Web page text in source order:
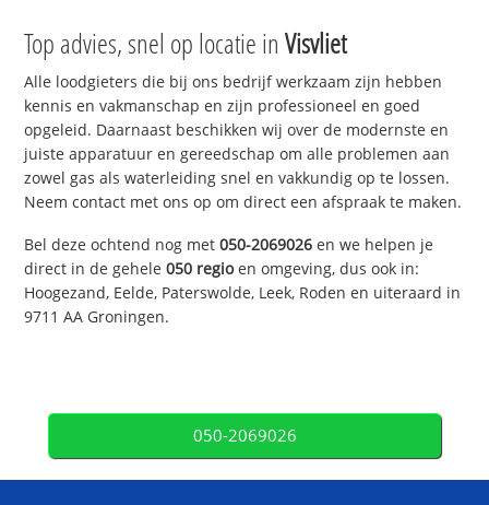
Top advies, snel op locatie inVisvliet
Alle loodgieters die bij ons bedrijf werkzaam zijn hebben
kennis en vakmanschap en zijn professioneel en goed
opgeleid. Daarnaast beschikken wij over de modernste en
juiste apparatuur en gereedschap om alle problemen aan
zowel gas als waterleiding snel en vakkundig op te lossen.
Neem contact met ons op om direct een afspraak te maken.
Bel deze ochtend nog met050-2069026 en we helpen je
direct in de gehele050 regioen omgeving, dus ook in:
Hoogezand, Eelde, Paterswolde, Leek, Roden en uiteraard in
9711 AA Groningen.
050-2069026